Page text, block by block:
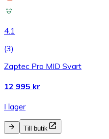
4.1
(3)
Zaptec Pro MID Svart
12 995 kr
I lager
Till butik